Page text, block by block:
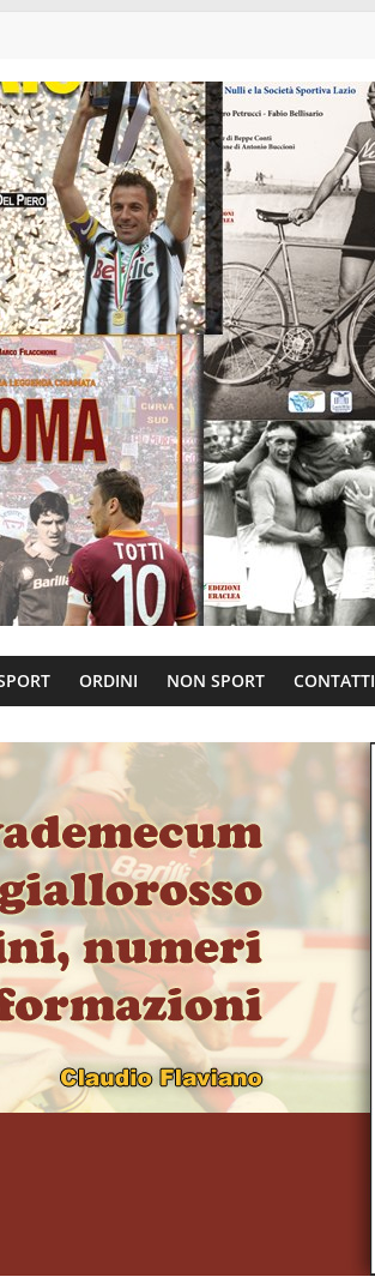
ORDINI NON SPORT CONTATTI